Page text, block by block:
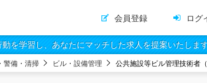
会員登録 ログ
を学習し、あなたにマッチした求人を提案いたします
警備・清掃 ビル・設備管理 公共施設等ビル管理技術者